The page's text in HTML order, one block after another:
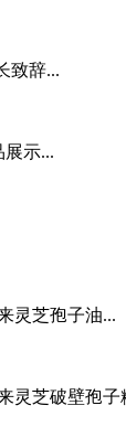
致辞...
示...
灵芝孢子油...
灵芝破壁孢子